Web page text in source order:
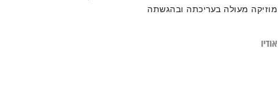
מוזיקה מעולה בעריכתה ובהגשתה
אודיו